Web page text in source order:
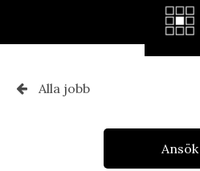
Alla jobb
Ansök